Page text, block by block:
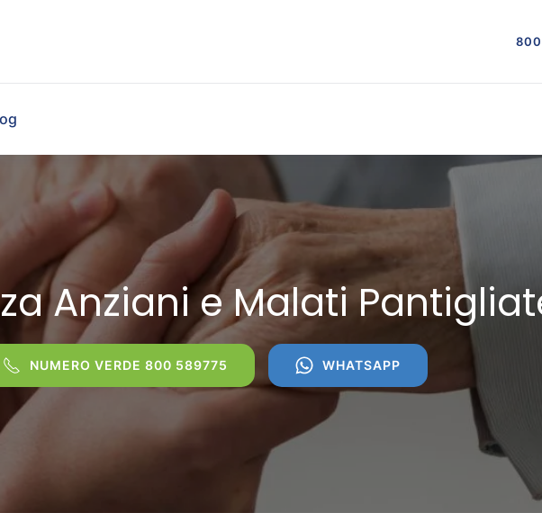
Anziani e Malati
NUMERO VERDE 800 589775 WHATSAPP